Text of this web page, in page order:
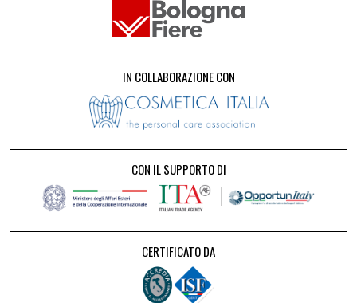
IN COLLABORAZIONE CON
CON IL SUPPORTO DI
CERTIFICATO DA